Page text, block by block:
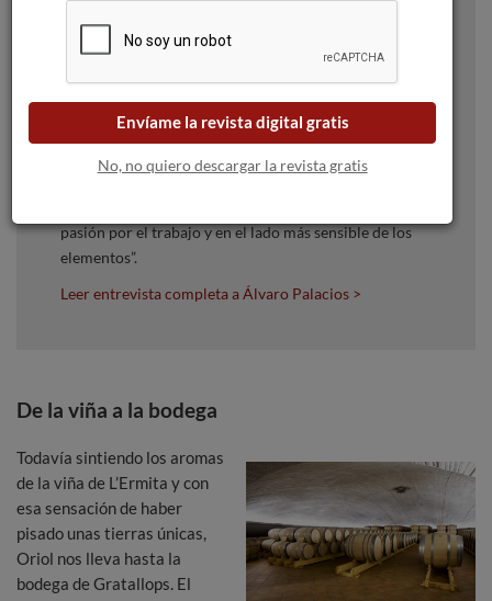
Palacios Remondo desde el año 2000, cuando tomó las
Álvaro Palacios se relaja paseando entre viñedos,
disfruta del contacto con la tierra y nos explica que fue
en 1945 cuando sus padres se independizan del linaje
pasión por el trabajo y en el lado más sensible de los
elementos”.
Leer entrevista completa a Álvaro Palacios >
De la viña a la bodega
Todavía sintiendo los aromas
de la viña de L’Ermita y con
esa sensación de haber
pisado unas tierras únicas,
Oriol nos lleva hasta la
bodega de Gratallops. El
Envíame la revista digital gratis
No, no quiero descargar la revista gratis